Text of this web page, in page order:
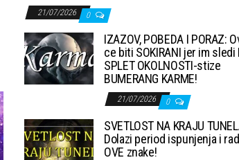
21/07/2026 0
IZAZOV, POBEDA I PORAZ:
ce biti SOKIRANI jer im sledi
SPLET OKOLNOSTI-stize
BUMERANG KARME!
21/07/2026 0
SVETLOST NA KRAJU
Dolazi period ispunjenja i
OVE znake!